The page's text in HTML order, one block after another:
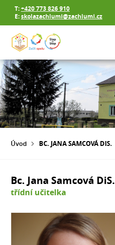
T:+420 773 826 910
E:skolazachlumi@zachlumi.cz
Úvod BC. JANA SAMCOVÁ DIS.
Bc. Jana Samcová DiS.
třídní učitelka